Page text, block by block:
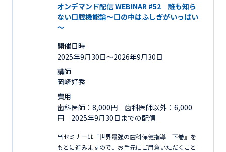
オンデマンド配信 WEBINAR #52 誰も知ら
ない口腔機能論～口の中はふしぎがいっぱい
～
開催日時
2025年9月30日〜2026年9月30日
講師
岡崎好秀
費用
歯科医師：8,000円 歯科医師以外：6,000
円 2025年9月30日までの配信
当セミナーは『世界最強の歯科保健指導 下巻』を
もとに進みますので、お手元にご用意いただくこと